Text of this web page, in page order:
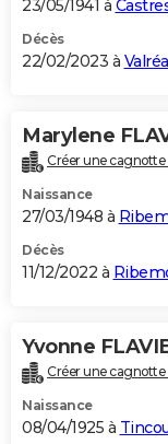
23/05/1941 à
Décès
22/02/2023 à
Marylene
Créer une cagnotte
Naissance
27/03/1948 à
Décès
11/12/2022 à
Yvonne
Créer une cagnotte
Naissance
08/04/1925 à